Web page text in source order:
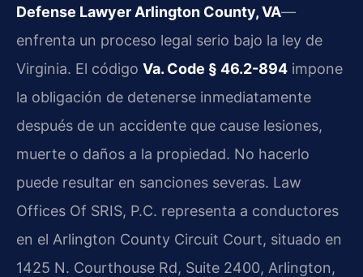
Defense Lawyer Arlington County, VA—
enfrenta un proceso legal serio bajo la ley de
Virginia. El código Va. Code § 46.2-894 impone
la obligación de detenerse inmediatamente
después de un accidente que cause lesiones,
muerte o daños a la propiedad. No hacerlo
puede resultar en sanciones severas. Law
Offices Of SRIS, P.C. representa a conductores
en el Arlington County Circuit Court, situado en
1425 N. Courthouse Rd, Suite 2400, Arlington,